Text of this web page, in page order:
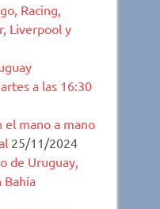
Racing,
Liverpool y
a las 16:30
el mano a mano
25/11/2024
de Uruguay,
Bahía